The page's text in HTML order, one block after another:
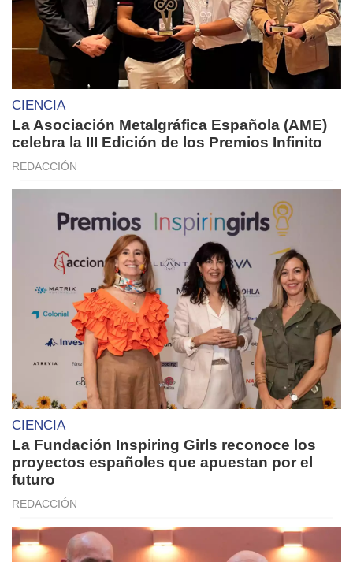
CIENCIA
La Asociación Metalgráfica Española (AME)
celebra la III Edición de los Premios Infinito
REDACCIÓN
CIENCIA
La Fundación Inspiring Girls reconoce los
proyectos españoles que apuestan por el
futuro
REDACCIÓN